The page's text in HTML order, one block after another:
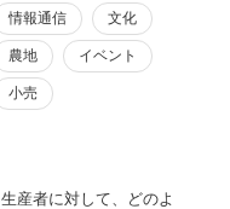
情報通信 文化
農地 イベント
小売
産者に対して、どのよ